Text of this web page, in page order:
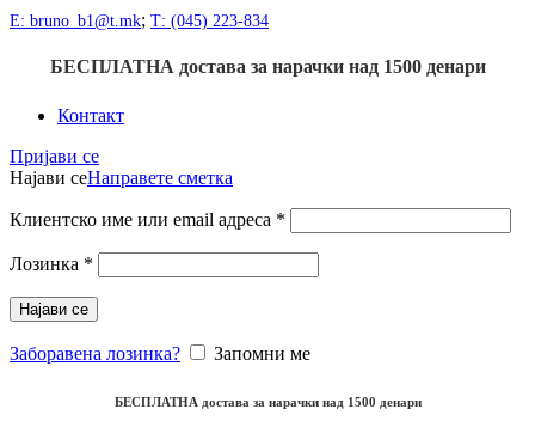
Е: bruno_b1@t.mk; Т: (045) 223-834
БЕСПЛАТНА достава за нарачки над 1500денари
Контакт
Пријави се
Најави сеНаправете сметка
Клиентско име или email адреса *
Лозинка *
Најави се
Заборавена лозинка? Запомни ме
БЕСПЛАТНА достава за нарачки над 1500 денари